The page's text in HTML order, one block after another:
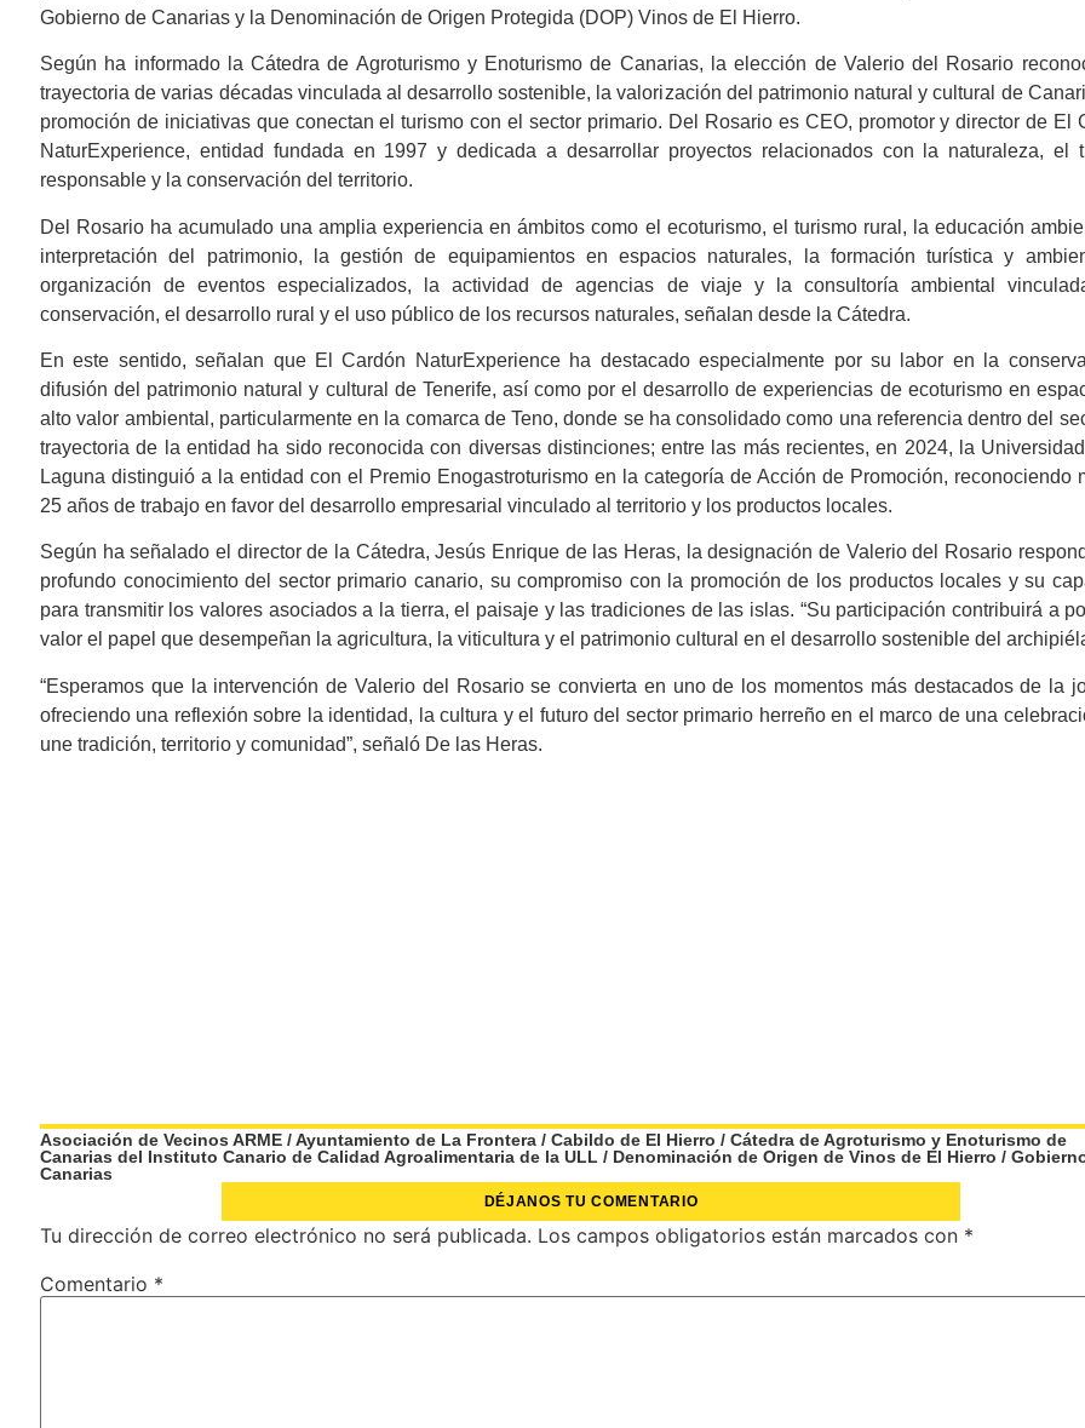
Gobierno de Canarias y la Denominación de Origen Protegida (DOP) Vinos de El Hierro.
Según ha informado la Cátedra de Agroturismo y Enoturismo de Canarias, la elección de Valerio del Rosario
trayectoria de varias décadas vinculada al desarrollo sostenible, la valorización del patrimonio natural y cultural de
promoción de iniciativas que conectan el turismo con el sector primario. Del Rosario es CEO, promotor y director de El
NaturExperience, entidad fundada en 1997 y dedicada a desarrollar proyectos relacionados con la naturaleza, el
responsable y la conservación del territorio.
Del Rosario ha acumulado una amplia experiencia en ámbitos como el ecoturismo, el turismo rural, la educación
interpretación del patrimonio, la gestión de equipamientos en espacios naturales, la formación turística y
organización de eventos especializados, la actividad de agencias de viaje y la consultoría ambiental
conservación, el desarrollo rural y el uso público de los recursos naturales, señalan desde la Cátedra.
En este sentido, señalan que El Cardón NaturExperience ha destacado especialmente por su labor en la
difusión del patrimonio natural y cultural de Tenerife, así como por el desarrollo de experiencias de ecoturismo en
alto valor ambiental, particularmente en la comarca de Teno, donde se ha consolidado como una referencia dentro del
trayectoria de la entidad ha sido reconocida con diversas distinciones; entre las más recientes, en 2024, la
Laguna distinguió a la entidad con el Premio Enogastroturismo en la categoría de Acción de Promoción, reconociendo
25 años de trabajo en favor del desarrollo empresarial vinculado al territorio y los productos locales.
Según ha señalado el director de la Cátedra, Jesús Enrique de las Heras, la designación de Valerio del Rosario
profundo conocimiento del sector primario canario, su compromiso con la promoción de los productos locales y su
para transmitir los valores asociados a la tierra, el paisaje y las tradiciones de las islas. “Su participación contribuirá a
valor el papel que desempeñan la agricultura, la viticultura y el patrimonio cultural en el desarrollo sostenible del
“Esperamos que la intervención de Valerio del Rosario se convierta en uno de los momentos más destacados de la
ofreciendo una reflexión sobre la identidad, la cultura y el futuro del sector primario herreño en el marco de una
une tradición, territorio y comunidad”, señaló De las Heras.
Asociación de Vecinos ARME /Ayuntamiento de La Frontera / Cabildo de El Hierro / Cátedra de Agroturismo y Enoturismo de
Canarias del Instituto Canario de Calidad Agroalimentaria de la ULL / Denominación de Origen de Vinos de El Hierro /
Canarias
DÉJANOS TU COMENTARIO
Tu dirección de correo electrónico no será publicada. Los campos obligatorios están marcados con *
Comentario *